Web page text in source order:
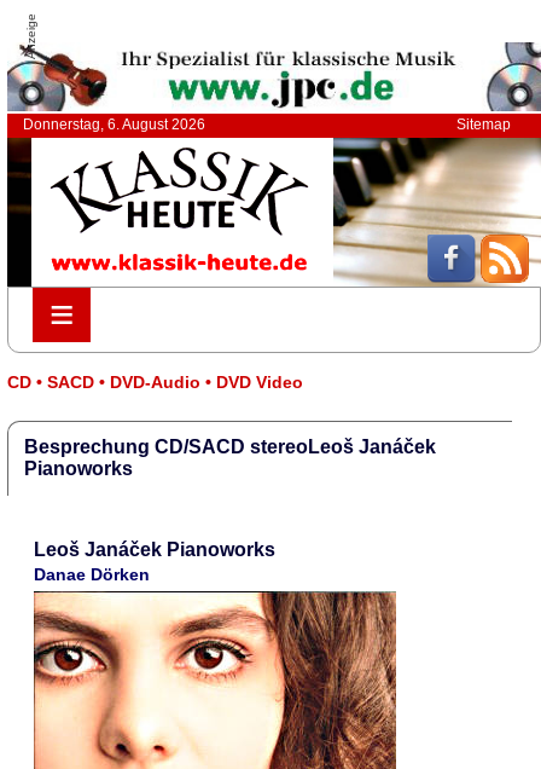
Anzeige
Donnerstag, 6. August 2026 Sitemap
≡
≡
CD • SACD • DVD-Audio • DVD Video
Besprechung CD/SACD stereoLeoš Janáček
Pianoworks
Leoš Janáček Pianoworks
Danae Dörken